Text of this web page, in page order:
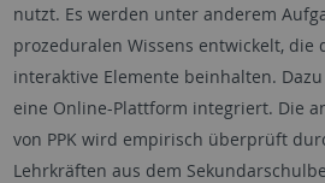
nutzt. Es werden unter anderem
prozeduralen Wissens entwickelt, die
interaktive Elemente beinhalten.
eine Online-Plattform integriert. Die
von PPK wird empirisch überprüft
Lehrkräften aus dem